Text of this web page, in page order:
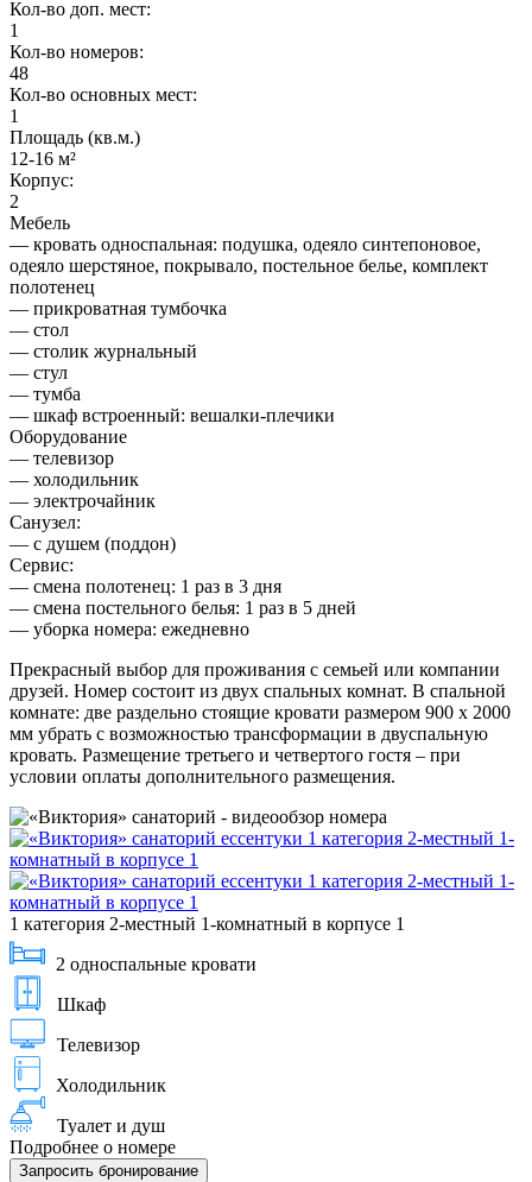
Кол-во доп. мест:
1
Кол-во номеров:
48
Кол-во основных мест:
1
Площадь (кв.м.)
12-16 м²
Корпус:
2
Мебель
— кровать односпальная: подушка, одеяло синтепоновое,
одеяло шерстяное, покрывало, постельное белье, комплект
полотенец
— прикроватная тумбочка
— стол
— столик журнальный
— стул
— тумба
— шкаф встроенный: вешалки-плечики
Оборудование
— телевизор
— холодильник
— электрочайник
Санузел:
— с душем (поддон)
Сервис:
— смена полотенец: 1 раз в 3 дня
— смена постельного белья: 1 раз в 5 дней
— уборка номера: ежедневно
Прекрасный выбор для проживания с семьей или компании
друзей. Номер состоит из двух спальных комнат. В спальной
комнате: две раздельно стоящие кровати размером 900 х 2000
мм убрать с возможностью трансформации в двуспальную
кровать. Размещение третьего и четвертого гостя – при
условии оплаты дополнительного размещения.
1 категория 2-местный 1-комнатный в корпусе 1
2 односпальные кровати
Шкаф
Телевизор
Холодильник
Туалет и душ
Подробнее о номере
Запросить бронирование